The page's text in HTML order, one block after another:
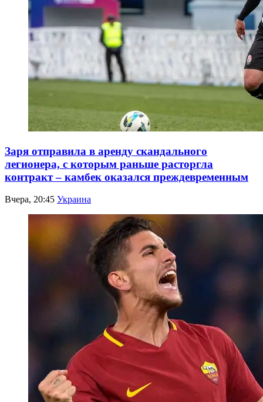
Заря отправила в аренду скандального
легионера, с которым раньше расторгла
контракт – камбек оказался преждевременным
Вчера, 20:45 Украина